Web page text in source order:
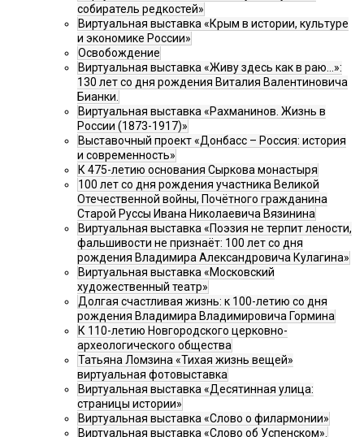
собиратель редкостей»
Виртуальная выставка «Крым в истории, культуре
и экономике России»
Освобождение
Виртуальная выставка «Живу здесь как в раю…»:
130 лет со дня рождения Виталия Валентиновича
Бианки.
Виртуальная выставка «Рахманинов. Жизнь в
России (1873-1917)»
Выставочный проект «Донбасс – Россия: история
и современность»
К 475-летию основания Сыркова монастыря
100 лет со дня рождения участника Великой
Отечественной войны, Почётного гражданина
Старой Руссы Ивана Николаевича Вязинина
Виртуальная выставка «Поэзия не терпит лености,
фальшивости не признаёт: 100 лет со дня
рождения Владимира Александровича Кулагина»
Виртуальная выставка «Московский
художественный театр»
Долгая счастливая жизнь: к 100-летию со дня
рождения Владимира Владимировича Гормина
К 110-летию Новгородского церковно-
археологического общества
Татьяна Ломзина «Тихая жизнь вещей»
виртуальная фотовыставка
Виртуальная выставка «Десятинная улица:
страницы истории»
Виртуальная выставка «Слово о филармонии»
Виртуальная выставка «Слово об Успенском».